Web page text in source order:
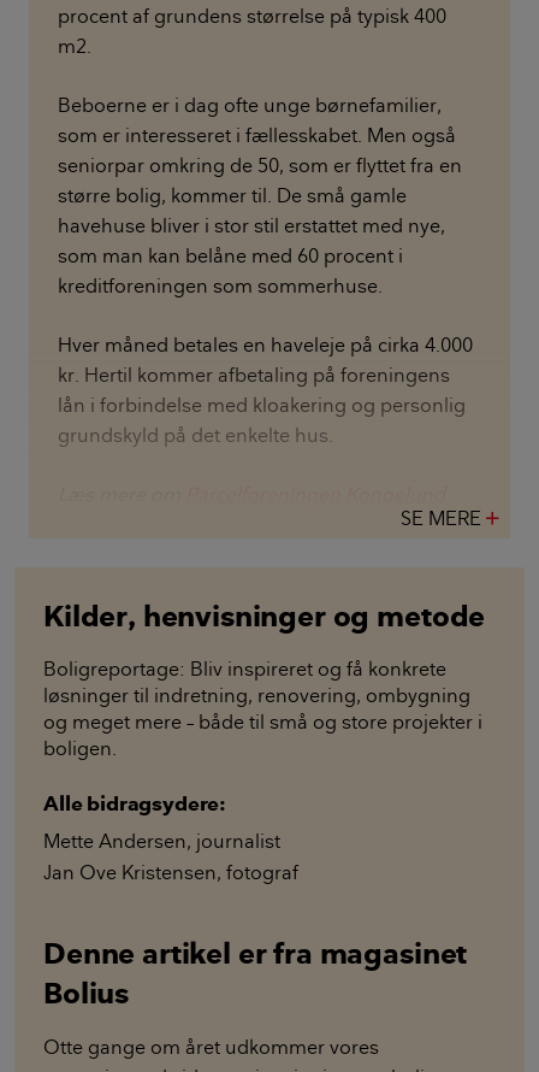
procent af grundens størrelse på typisk 400
m2.
Beboerne er i dag ofte unge børnefamilier,
som er interesseret i fællesskabet. Men også
seniorpar omkring de 50, som er flyttet fra en
større bolig, kommer til. De små gamle
havehuse bliver i stor stil erstattet med nye,
som man kan belåne med 60 procent i
kreditforeningen som sommerhuse.
Hver måned betales en haveleje på cirka 4.000
kr. Hertil kommer afbetaling på foreningens
lån i forbindelse med kloakering og personlig
grundskyld på det enkelte hus.
SE MERE
Kilder, henvisninger og metode
Boligreportage: Bliv inspireret og få konkrete
løsninger til indretning, renovering, ombygning
og meget mere – både til små og store projekter i
boligen.
Alle bidragsydere:
Mette Andersen, journalist
Jan Ove Kristensen, fotograf
Denne artikel er fra magasinet
Bolius
Otte gange om året udkommer vores